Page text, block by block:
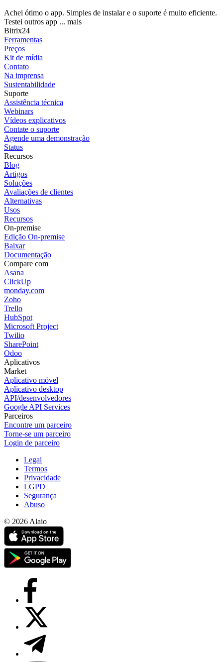
Achei ótimo o app. Simples de instalar e o suporte é muito eficiente.
Testei outros app ... mais
Bitrix24
Ferramentas
Preços
Kit de mídia
Contato
Na imprensa
Sustentabilidade
Suporte
Assistência técnica
Webinars
Vídeos explicativos
Contate o suporte
Agende uma demonstração
Status
Recursos
Blog
Artigos
Soluções
Avaliações de clientes
Alternativas
Usos
Recursos
On-premise
Edição On-premise
Baixar
Documentação
Compare com
Asana
ClickUp
monday.com
Zoho
Trello
HubSpot
Microsoft Project
Twilio
SharePoint
Odoo
Aplicativos
Market
Aplicativo móvel
Aplicativo desktop
API/desenvolvedores
Google API Services
Parceiros
Encontre um parceiro
Torne-se um parceiro
Login de parceiro
Legal
Termos
Privacidade
LGPD
Segurança
Abuso
© 2026 Alaio